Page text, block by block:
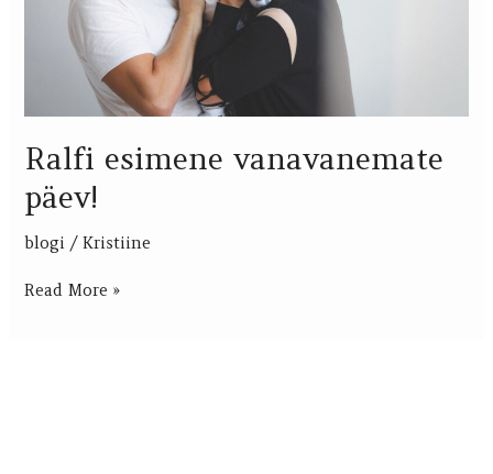
Ralfi esimene vanavanemate
päev!
blogi /Kristiine
Read More »